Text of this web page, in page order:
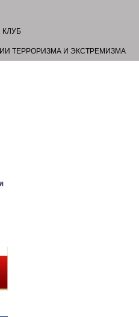
ТЕРРОРИЗМА И ЭКСТРЕМИЗМА